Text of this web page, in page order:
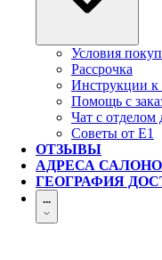
Условия
Рассрочка
Инструкции к
Помощь с
Чат с отделом
Советы от Е1
ОТЗЫВЫ
АДРЕСА
ГЕОГРАФИЯ
...